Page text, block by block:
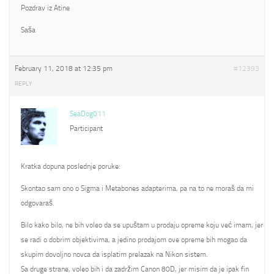
Pozdrav iz Atine
Saša
February 11, 2018 at 12:35 pm #12393
REPLY
SeaDog011
Participant
Kratka dopuna poslednje poruke:
Skontao sam ono o Sigma i Metabones adapterima, pa na to ne moraš da mi
odgovaraš.
Bilo kako bilo, ne bih voleo da se upuštam u prodaju opreme koju već imam, jer
se radi o dobrim objektivima, a jedino prodajom ove opreme bih mogao da
skupim dovoljno novca da isplatim prelazak na Nikon sistem.
Sa druge strane, voleo bih i da zadržim Canon 80D, jer misim da je ipak fin